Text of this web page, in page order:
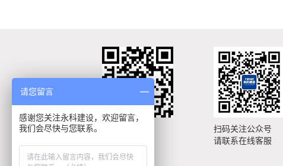
扫码关注公众号
请联系在线客服
请您留言
感谢您关注永科建设，欢迎留言，
我们会尽快与您联系。